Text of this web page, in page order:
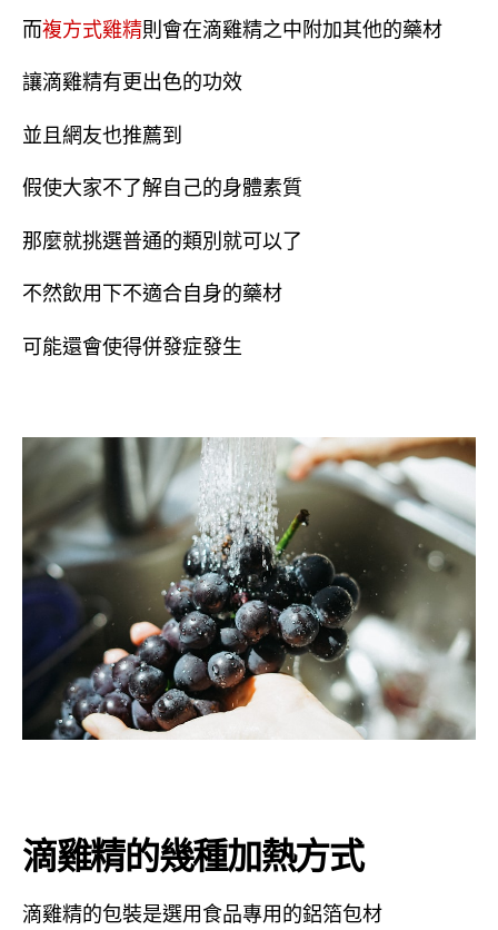
而複方式雞精則會在滴雞精之中附加其他的藥材
讓滴雞精有更出色的功效
並且網友也推薦到
假使大家不了解自己的身體素質
那麼就挑選普通的類別就可以了
不然飲用下不適合自身的藥材
可能還會使得併發症發生
滴雞精的幾種加熱方式
滴雞精的包裝是選用食品專用的鋁箔包材